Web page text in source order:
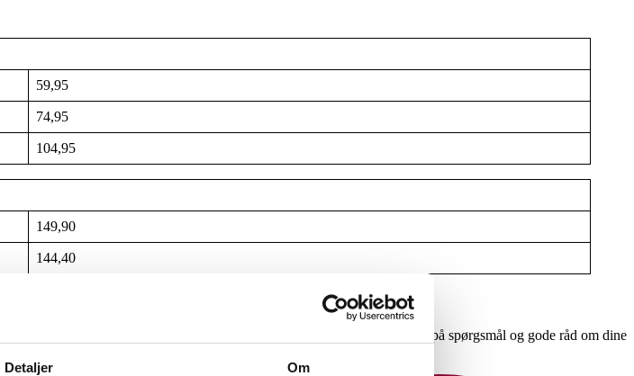
Detaljer Om
59,95
74,95
104,95
149,90
144,40
i tvivl om din løn eller får problemer med arbejdet. Du kan også få svar på spørgsmål og gode råd om dine